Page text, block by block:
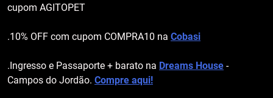
cupom AGITOPET
.10% OFF com cupom COMPRA10 na Cobasi
.Ingresso e Passaporte + barato na Dreams House -
Campos do Jordão. Compre aqui!